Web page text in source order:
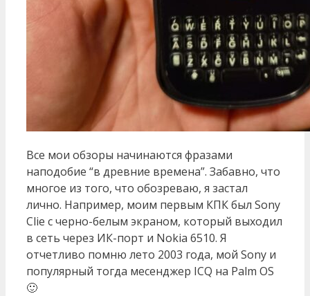
Все мои обзоры начинаются фразами
наподобие “в древние времена”. Забавно, что
многое из того, что обозреваю, я застал
лично. Например, моим первым КПК был Sony
Clie с черно-белым экраном, который выходил
в сеть через ИК-порт и Nokia 6510. Я
отчетливо помню лето 2003 года, мой Sony и
популярный тогда месенджер ICQ на Palm OS
🙂